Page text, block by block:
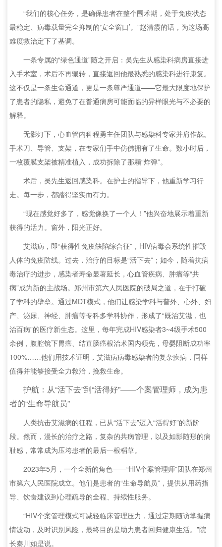
“我们的核心任务，是确保患者在整个围术期，处于免疫状态
最稳定、病毒载量完全抑制的‘安全窗口’。”赵清霞的话，为这场高
难度救治定下了基调。
一条专属的“绿色通道”随之开启：吴先生从感染科病房直接进
入手术室，术后不再辗转，直接返回他最熟悉的感染科进行康复。
这不仅是一条生命通道，更是一条尊严通道——它最大限度地保护
了患者的隐私，避免了在普通病房可能面临的异样眼光与不必要的
解释。
无影灯下，心血管内科程勇主任团队与感染科专家并肩作战。
手术刀、导管、支架，在专家们手中仿佛拥有了生命。数小时后，
一枚覆膜支架被精准植入，成功拆除了那颗“炸弹”。
术后，吴先生返回感染科。在护士的指导下，他重新学习行
走。每一步，都踏得坚实而有力。
“现在感觉好多了，感觉像换了一个人！”他兴奋地展示着重新
获得的活力。窗外，阳光正好。
艾滋病，即“获得性免疫缺陷综合征”，HIV病毒会系统性摧毁
人体的免疫防线。过去，治疗的目标是“活下去”；如今，随着抗病
毒治疗的进步，感染者寿命显著延长，心血管疾病、肿瘤等“共
病”成为新的主战场。郑州市第六人民医院的破局之道，在于打破
了学科的壁垒。通过MDT模式，他们让感染学科与普外、心外、妇
产、泌尿、神经、肿瘤等专科多学科协作，形成了“既治艾滋，也
治百病”的医疗新生态。这里，每年完成HIV感染者3~4级手术500
余例，腹腔镜下胃癌、结直肠癌根治术国内领先，母婴阻断成功率
100%……他们用技术证明，艾滋病病毒感染者的复杂疾病，同样
值得并能够接受全力救治，挽救生命。
护航：从“活下去”到“活得好”——个案管理师，成为患
者的“生命导航员”
人类抗击艾滋病的征程，已从“活下去”迈入“活得好”的新阶
段。然而，漫长的治疗之路，复杂的共病管理，以及如影随形的病
耻感，常常成为压垮患者的最后一根稻草。
2023年5月，一个全新的角色——“HIV个案管理师”团队在郑州
市第六人民医院成立。他们是患者的“生命导航员”，提供从用药指
导、饮食建议到心理疏导的全程、持续性服务。
“HIV个案管理模式可减轻临床管理压力，通过定期随访掌握病
情波动，及时识别风险，最终目的是助力患者回归健康生活。”院
长秦川如是说。